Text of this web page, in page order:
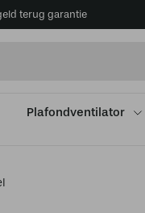
terug garantie
Plafondventilator